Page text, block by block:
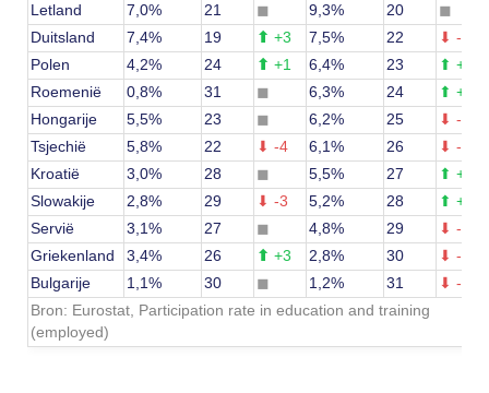
Letland
7,0% 21 ◼ 9,3% 20
◼
Duitsland
7,4% 19 ⬆ +3 7,5% 22 ⬇ -3
Polen
4,2% 24 ⬆ +1 6,4% 23 ⬆ +1
Roemenië
0,8% 31 ◼ 6,3% 24 ⬆ +7
Hongarije
5,5% 23 ◼ 6,2% 25 ⬇ -2
Tsjechië
5,8% 22 ⬇ -4 6,1% 26 ⬇ -
Kroatië
3,0% 28 ◼ 5,5% 27 ⬆ +1
Slowakije
2,8% 29 ⬇ -3 5,2% 28 ⬆ +1
Servië
3,1% 27 ◼ 4,8% 29 ⬇ -2
Griekenland
3,4% 26 ⬆ +3 2,8% 30 ⬇ -4
Bulgarije
1,1% 30 ◼ 1,2% 31 ⬇ -1
Bron: Eurostat, Participation rate in education and training
(employed)